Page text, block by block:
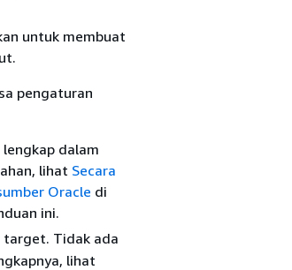
untuk membuat
pengaturan
dalam
lihat Secara
Oracle di
ini.
Tidak ada
lihat